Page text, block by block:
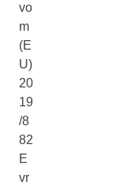
vo
m
(E
U)
20
19
/8
82
E
vr